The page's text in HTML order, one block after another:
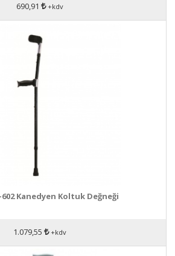
690,91 +kdv
Kanedyen Koltuk Değneği
1.079,55 +kdv